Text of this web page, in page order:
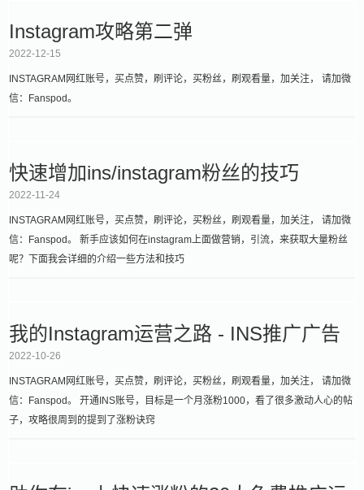
Instagram攻略第二弹
2022-12-15
INSTAGRAM网红账号，买点赞，刷评论，买粉丝，刷观看量，加关注， 请加微
信：Fanspod。
快速增加ins/instagram粉丝的技巧
2022-11-24
INSTAGRAM网红账号，买点赞，刷评论，买粉丝，刷观看量，加关注， 请加微
信：Fanspod。 新手应该如何在instagram上面做营销，引流，来获取大量粉丝
呢？下面我会详细的介绍一些方法和技巧
我的Instagram运营之路 - INS推广广告
2022-10-26
INSTAGRAM网红账号，买点赞，刷评论，买粉丝，刷观看量，加关注， 请加微
信：Fanspod。 开通INS账号，目标是一个月涨粉1000，看了很多激动人心的帖
子，攻略很周到的提到了涨粉诀窍